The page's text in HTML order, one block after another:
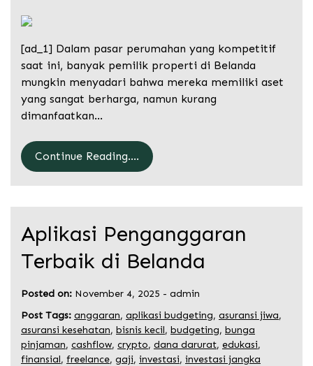
[ad_1] Dalam pasar perumahan yang kompetitif
saat ini, banyak pemilik properti di Belanda
mungkin menyadari bahwa mereka memiliki aset
yang sangat berharga, namun kurang
dimanfaatkan…
Continue Reading....
Aplikasi Penganggaran
Terbaik di Belanda
Posted on: November 4, 2025 - admin
Post Tags: anggaran, aplikasi budgeting, asuransi jiwa,
asuransi kesehatan, bisnis kecil, budgeting, bunga
pinjaman, cashflow, crypto, dana darurat, edukasi,
finansial, freelance, gaji, investasi, investasi jangka